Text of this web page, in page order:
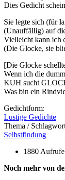
Dies Gedicht
Sie legte sich (für
(Unauffällig) auf
Vielleicht kann ich
(Die Glocke, sie
[Die Glocke
Wenn ich die
KUH sucht
Was bin ein
Gedichtform:
Lustige Gedichte
Thema /
Selbstfindung
1880 Aufrufe
Noch mehr von